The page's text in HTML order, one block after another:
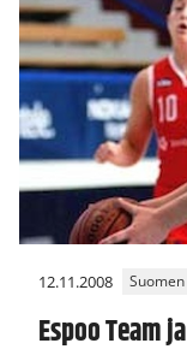
12.11.2008
Espoo Team